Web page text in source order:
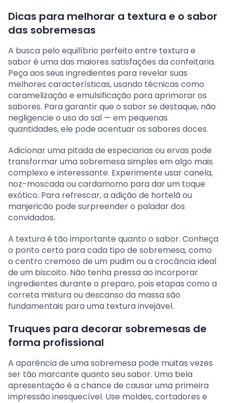
Dicas para melhorar a textura e o sabor
das sobremesas
A busca pelo equilíbrio perfeito entre textura e
sabor é uma das maiores satisfações da confeitaria.
Peça aos seus ingredientes para revelar suas
melhores características, usando técnicas como
caramelização e emulsificação para aprimorar os
sabores. Para garantir que o sabor se destaque, não
negligencie o uso do sal — em pequenas
quantidades, ele pode acentuar os sabores doces.
Adicionar uma pitada de especiarias ou ervas pode
transformar uma sobremesa simples em algo mais
complexo e interessante. Experimente usar canela,
noz-moscada ou cardamomo para dar um toque
exótico. Para refrescar, a adição de hortelã ou
manjericão pode surpreender o paladar dos
convidados.
A textura é tão importante quanto o sabor. Conheça
o ponto certo para cada tipo de sobremesa, como
o centro cremoso de um pudim ou a crocância ideal
de um biscoito. Não tenha pressa ao incorporar
ingredientes durante o preparo, pois etapas como a
correta mistura ou descanso da massa são
fundamentais para uma textura invejável.
Truques para decorar sobremesas de
forma profissional
A aparência de uma sobremesa pode muitas vezes
ser tão marcante quanto seu sabor. Uma bela
apresentação é a chance de causar uma primeira
impressão inesquecível. Use moldes, cortadores e